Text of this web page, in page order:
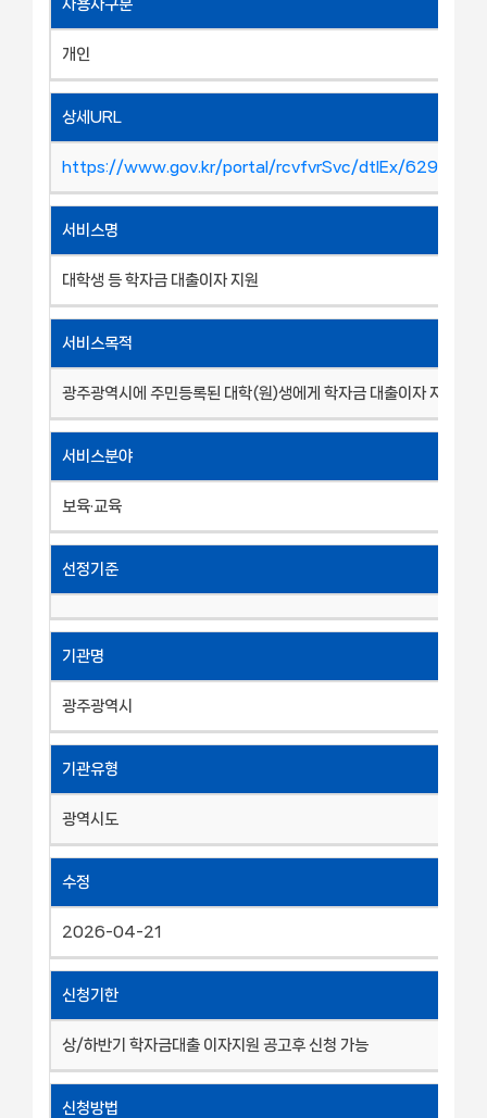
사용자구분
개인
상세URL
https://www.gov.kr/portal/rcvfvrSvc/dtlEx/
서비스명
대학생 등 학자금 대출이자 지원
서비스목적
광주광역시에 주민등록된 대학(원)생에게 학자금 대출이자 지원
서비스분야
보육·교육
선정기준
기관명
광주광역시
기관유형
광역시도
수정
2026-04-21
신청기한
상/하반기 학자금대출 이자지원 공고후 신청 가능
신청방법